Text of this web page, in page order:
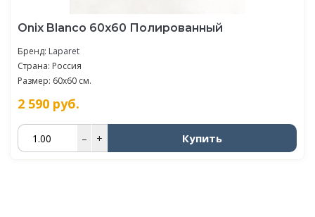
Oniх Blanco 60х60 Полированный
Бренд: Laparet
Страна: Россия
Размер: 60x60 см.
2 590 руб.
– + Купить